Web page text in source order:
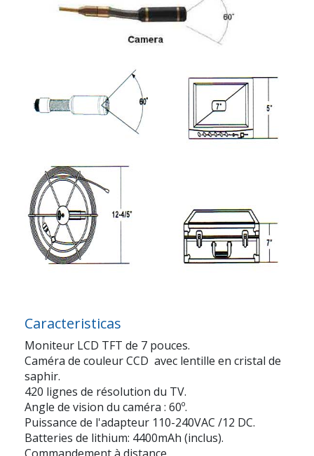
Caracteristicas
Moniteur LCD TFT de 7 pouces.
Caméra de couleur CCD avec lentille en cristal de
saphir.
420 lignes de résolution du TV.
Angle de vision du caméra : 60º.
Puissance de l'adapteur 110-240VAC /12 DC.
Batteries de lithium: 4400mAh (inclus).